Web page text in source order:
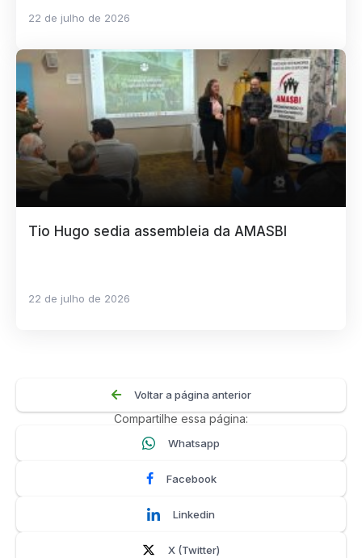
22 de julho de 2026
Tio Hugo sedia assembleia da AMASBI
22 de julho de 2026
Voltar a página anterior
Compartilhe essa página:
Whatsapp
Facebook
Linkedin
X (Twitter)